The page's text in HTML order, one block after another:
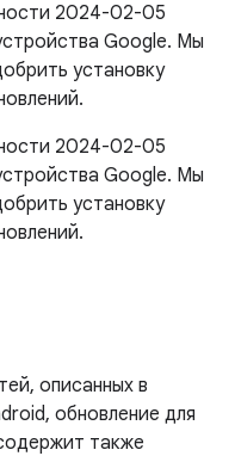
2024-02-05
Google. Мы
установку
2024-02-05
Google. Мы
установку
описанных в
обновление для
также